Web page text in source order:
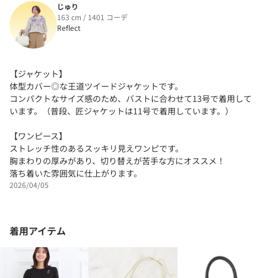
じゅり
163 cm / 1401 コーデ
Reflect
【ジャケット】
体型カバー◎な王道ツイードジャケットです。
コンパクトなサイズ感のため、バストに合わせて13号で着用して
います。（普段、匠ジャケットは11号で着用しています。）
【ワンピース】
ストレッチ性のあるスッキリ見えワンピです。
胸まわりの厚みがあり、切り替えが苦手な方にオススメ！
落ち着いた雰囲気に仕上がります。
2026/04/05
着用アイテム